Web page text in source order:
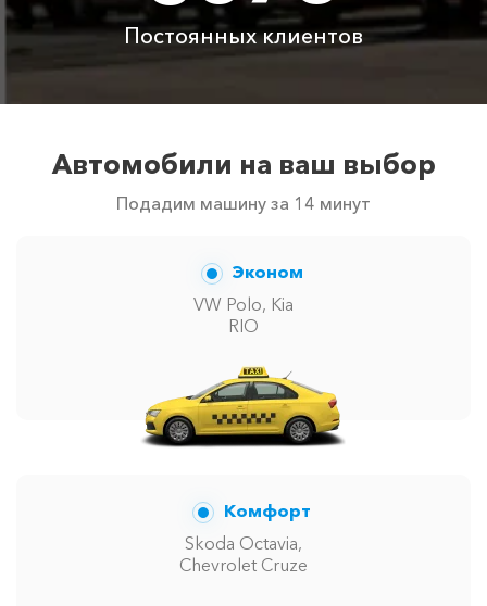
сообщит менеджер при заказе.
Постоянных клиентов
Автомобили на ваш выбор
Подадим машину за 14 минут
Эконом
VW Polo, Kia
RIO
Комфорт
Skoda Octavia,
Chevrolet Cruze